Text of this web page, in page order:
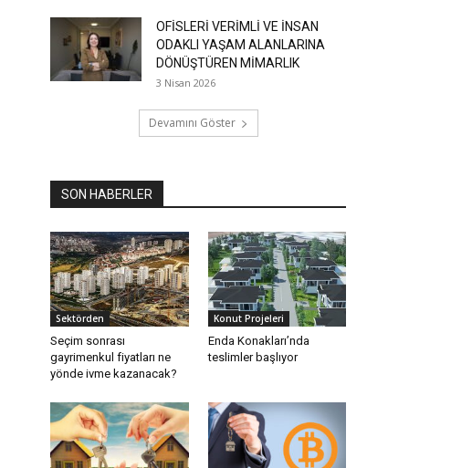
OFİSLERİ VERİMLİ VE İNSAN
ODAKLI YAŞAM ALANLARINA
DÖNÜŞTÜREN MİMARLIK
3 Nisan 2026
Devamını Göster
SON HABERLER
Sektörden
Seçim sonrası
gayrimenkul fiyatları ne
yönde ivme kazanacak?
Konut Projeleri
Enda Konakları’nda
teslimler başlıyor